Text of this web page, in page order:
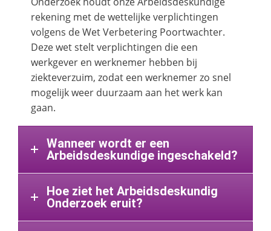
rekening met de wettelijke verplichtingen
volgens de Wet Verbetering Poortwachter.
Deze wet stelt verplichtingen die een
werkgever en werknemer hebben bij
ziekteverzuim, zodat een werknemer zo snel
mogelijk weer duurzaam aan het werk kan
gaan.
Wanneer wordt er een
Arbeidsdeskundige ingeschakeld?
Hoe ziet het Arbeidsdeskundig
Onderzoek eruit?